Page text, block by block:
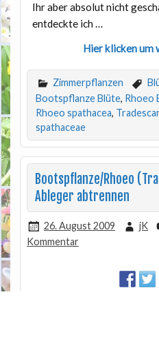
Ihr aber absolut nicht
entdeckte ich …
Hier klicken um
Zimmerpflanzen
Bootspflanze Blüte, Rhoeo
Rhoeo spathacea,
spathaceae
Bootspflanze/Rhoeo
Ableger abtrennen
26. August 2009 jK
Kommentar